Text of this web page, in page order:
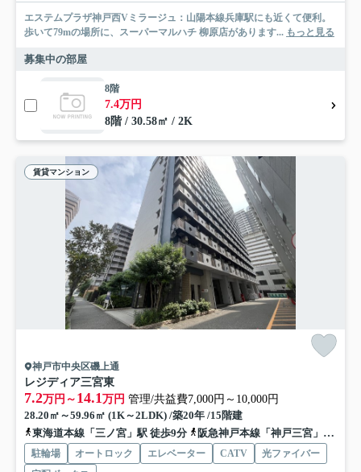
エステムプラザ神戸西Vミラージュ：山陽本線兵庫駅にも近くて便利。
歩いて79mの場所に、スーパーマルハチ 柳原店があります... もっと見る
募集中の部屋
8階
7.4万円
8階 / 30.58㎡ / 2K
賃貸マンション
神戸市中央区磯上通
レジディア三宮東
7.2万円～ 14.1 万円 管理/共益費7,000円～10,000円
28.20㎡～59.96㎡ (1K～2LDK) /築20年 /15階建
東海道本線「三ノ宮」駅 徒歩9分
阪急神戸本線「神戸三宮」駅 徒歩10分
駐輪場 オートロック エレベーター CATV
光ファイバー